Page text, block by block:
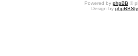
Powered by phpBB ©
Design by